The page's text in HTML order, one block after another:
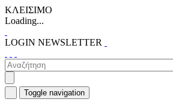
ΚΛΕΙΣΙΜΟ
Loading...
LOGIN NEWSLETTER
Toggle navigation